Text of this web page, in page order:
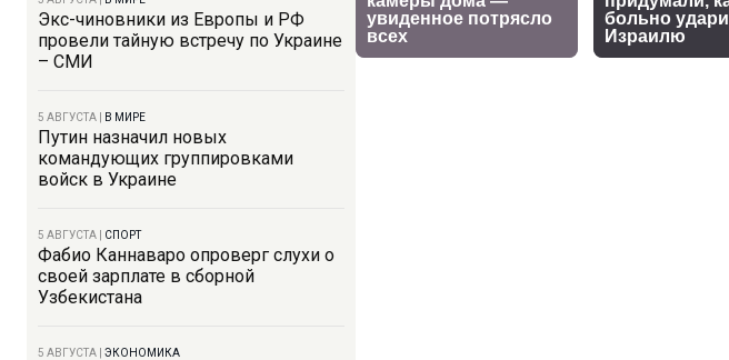
Экс-чиновники из Европы и РФ
провели тайную встречу по Украине
– СМИ
5 АВГУСТА В МИРЕ
Путин назначил новых
командующих группировками
войск в Украине
5 АВГУСТА СПОРТ
Фабио Каннаваро опроверг слухи о
своей зарплате в сборной
Узбекистана
5 АВГУСТА ЭКОНОМИКА